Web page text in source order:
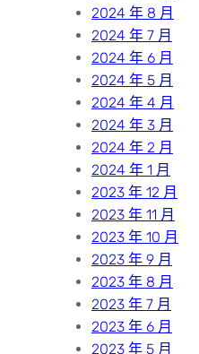
2024 年 8 月
2024 年 7 月
2024 年 6 月
2024 年 5 月
2024 年 4 月
2024 年 3 月
2024 年 2 月
2024 年 1 月
2023 年 12 月
2023 年 11 月
2023 年 10 月
2023 年 9 月
2023 年 8 月
2023 年 7 月
2023 年 6 月
2023 年 5 月